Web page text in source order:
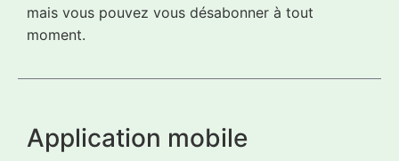
mais vous pouvez vous désabonner à tout
moment.
Application mobile